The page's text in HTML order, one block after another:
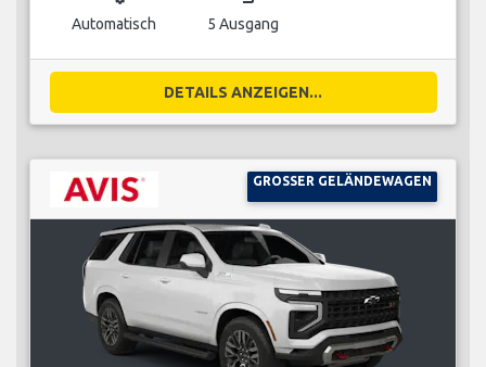
Automatisch 5 Ausgang
DETAILS ANZEIGEN...
GROSSER GELÄNDEWAGEN